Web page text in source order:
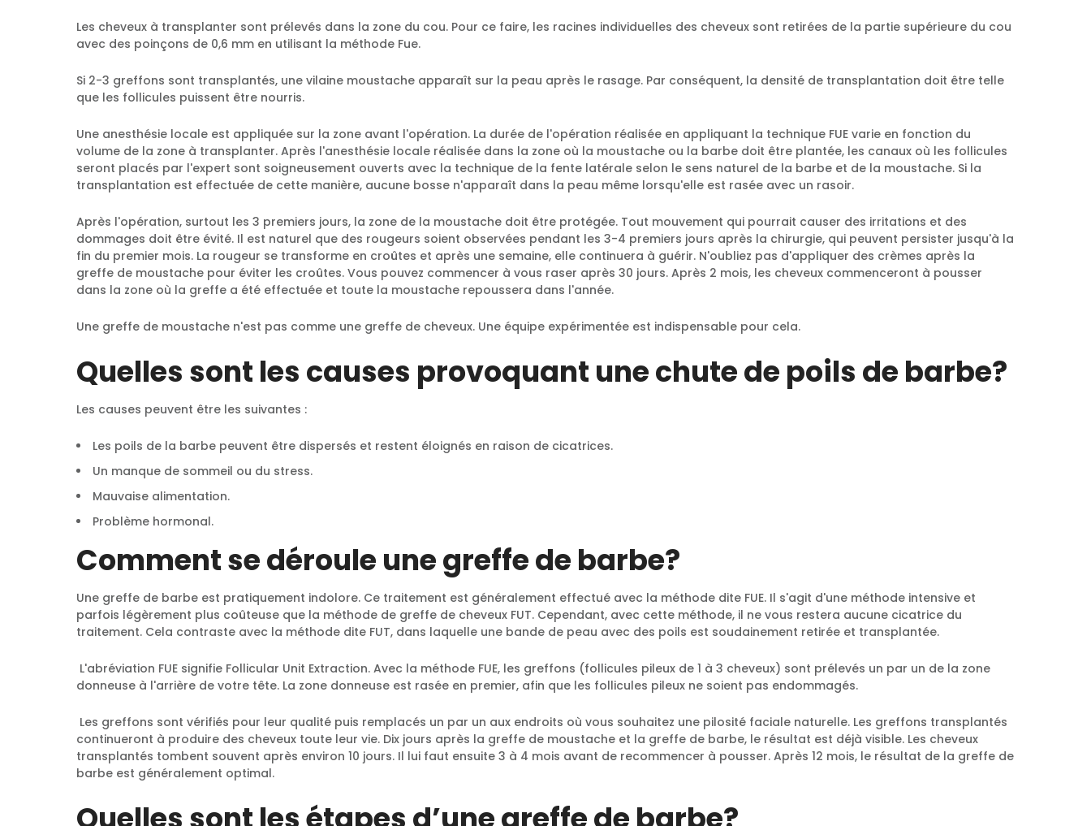
Les cheveux à transplanter sont prélevés dans la zone du cou. Pour ce faire, les racines individuelles des cheveux sont retirées de la partie supérieure du cou
avec des poinçons de 0,6 mm en utilisant la méthode Fue.
Si 2-3 greffons sont transplantés, une vilaine moustache apparaît sur la peau après le rasage. Par conséquent, la densité de transplantation doit être telle
que les follicules puissent être nourris.
Une anesthésie locale est appliquée sur la zone avant l'opération. La durée de l'opération réalisée en appliquant la technique FUE varie en fonction du
volume de la zone à transplanter. Après l'anesthésie locale réalisée dans la zone où la moustache ou la barbe doit être plantée, les canaux où les follicules
seront placés par l'expert sont soigneusement ouverts avec la technique de la fente latérale selon le sens naturel de la barbe et de la moustache. Si la
transplantation est effectuée de cette manière, aucune bosse n'apparaît dans la peau même lorsqu'elle est rasée avec un rasoir.
Après l'opération, surtout les 3 premiers jours, la zone de la moustache doit être protégée. Tout mouvement qui pourrait causer des irritations et des
dommages doit être évité. Il est naturel que des rougeurs soient observées pendant les 3-4 premiers jours après la chirurgie, qui peuvent persister jusqu'à la
fin du premier mois. La rougeur se transforme en croûtes et après une semaine, elle continuera à guérir. N'oubliez pas d'appliquer des crèmes après la
greffe de moustache pour éviter les croûtes. Vous pouvez commencer à vous raser après 30 jours. Après 2 mois, les cheveux commenceront à pousser
dans la zone où la greffe a été effectuée et toute la moustache repoussera dans l'année.
Une greffe de moustache n'est pas comme une greffe de cheveux. Une équipe expérimentée est indispensable pour cela.
Quelles sont les causes provoquant une chute de poils de barbe?
Les causes peuvent être les suivantes :
Les poils de la barbe peuvent être dispersés et restent éloignés en raison de cicatrices.
Un manque de sommeil ou du stress.
Mauvaise alimentation.
Problème hormonal.
Comment se déroule une greffe de barbe?
Une greffe de barbe est pratiquement indolore. Ce traitement est généralement effectué avec la méthode dite FUE. Il s'agit d'une méthode intensive et
parfois légèrement plus coûteuse que la méthode de greffe de cheveux FUT. Cependant, avec cette méthode, il ne vous restera aucune cicatrice du
traitement. Cela contraste avec la méthode dite FUT, dans laquelle une bande de peau avec des poils est soudainement retirée et transplantée.
L'abréviation FUE signifie Follicular Unit Extraction. Avec la méthode FUE, les greffons (follicules pileux de 1 à 3 cheveux) sont prélevés un par un de la zone
donneuse à l'arrière de votre tête. La zone donneuse est rasée en premier, afin que les follicules pileux ne soient pas endommagés.
Les greffons sont vérifiés pour leur qualité puis remplacés un par un aux endroits où vous souhaitez une pilosité faciale naturelle. Les greffons transplantés
continueront à produire des cheveux toute leur vie. Dix jours après la greffe de moustache et la greffe de barbe, le résultat est déjà visible. Les cheveux
transplantés tombent souvent après environ 10 jours. Il lui faut ensuite 3 à 4 mois avant de recommencer à pousser. Après 12 mois, le résultat de la greffe de
barbe est généralement optimal.